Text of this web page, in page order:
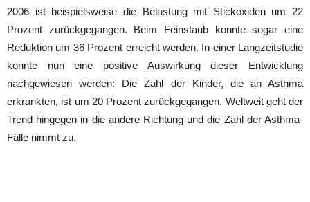
2006 ist beispielsweise die Belastung mit Stickoxiden um 22
Prozent zurückgegangen. Beim Feinstaub konnte sogar eine
Reduktion um 36 Prozent erreicht werden. In einer Langzeitstudie
konnte nun eine positive Auswirkung dieser Entwicklung
nachgewiesen werden: Die Zahl der Kinder, die an Asthma
erkrankten, ist um 20 Prozent zurückgegangen. Weltweit geht der
Trend hingegen in die andere Richtung und die Zahl der Asthma-
Fälle nimmt zu.